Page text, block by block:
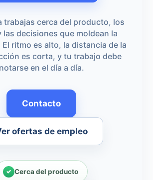
trabajas cerca del producto, los
las decisiones que moldean la
ritmo es alto, la distancia de la
es corta, y tu trabajo debe
notarse en el día a día.
Contacto
ofertas de empleo
Cerca del producto